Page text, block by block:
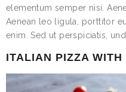
elementum semper nisi.
Aenean leo ligula, porttitor
enim. Sed ut perspiciatis,
ITALIAN PIZZA WITH